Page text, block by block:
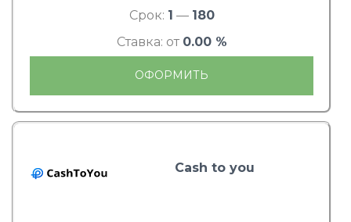
Срок: 1 — 180
Ставка: от 0.00 %
ОФОРМИТЬ
Cash to you